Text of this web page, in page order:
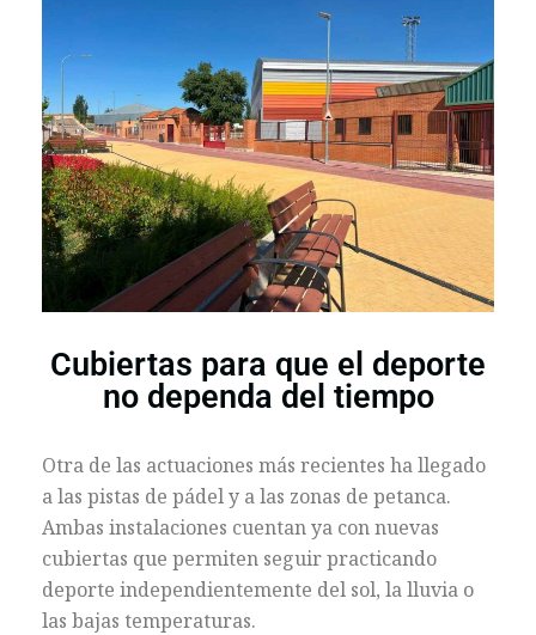
Cubiertas para que el deporte
no dependa del tiempo
Otra de las actuaciones más recientes ha llegado
a las pistas de pádel y a las zonas de petanca.
Ambas instalaciones cuentan ya con nuevas
cubiertas que permiten seguir practicando
deporte independientemente del sol, la lluvia o
las bajas temperaturas.